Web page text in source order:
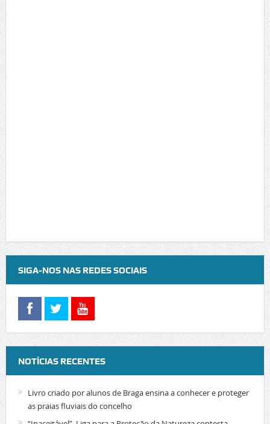
SIGA-NOS NAS REDES SOCIAIS
NOTÍCIAS RECENTES
Livro criado por alunos de Braga ensina a conhecer e proteger
as praias fluviais do concelho